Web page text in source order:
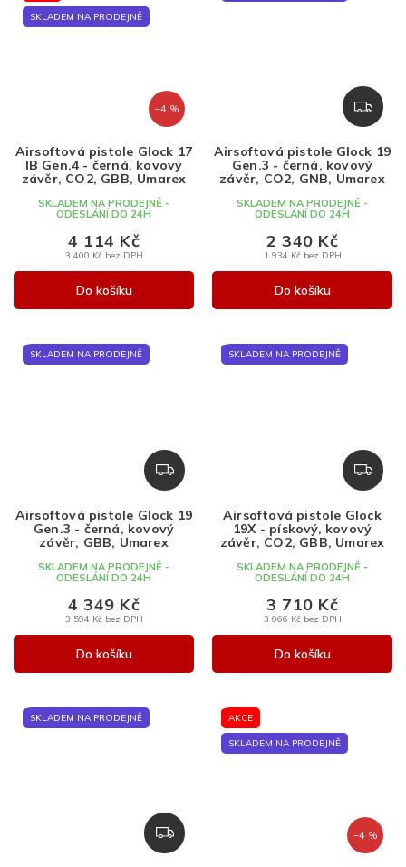
SKLADEM NA PRODEJNĚ
–4 %
Airsoftová pistole Glock 17
IB Gen.4 - černá, kovový
závěr, CO2, GBB, Umarex
SKLADEM NA PRODEJNĚ -
ODESLÁNÍ DO 24H
3 400 Kč bez DPH
4 114 Kč
Do košíku
Z
D
R
M
Airsoftová pistole Glock 19
Gen.3 - černá, kovový
závěr, CO2, GNB, Umarex
SKLADEM NA PRODEJNĚ -
ODESLÁNÍ DO 24H
1 934 Kč bez DPH
2 340 Kč
Do košíku
SKLADEM NA PRODEJNĚ
Z
D
R
Airsoftová pistole Glock 19
Gen.3 - černá, kovový
závěr, GBB, Umarex
SKLADEM NA PRODEJNĚ -
ODESLÁNÍ DO 24H
3 594 Kč bez DPH
4 349 Kč
Do košíku
SKLADEM NA PRODEJNĚ
Z
D
R
M
Airsoftová pistole Glock
19X - pískový, kovový
závěr, CO2, GBB, Umarex
SKLADEM NA PRODEJNĚ -
ODESLÁNÍ DO 24H
3 066 Kč bez DPH
3 710 Kč
Do košíku
SKLADEM NA PRODEJNĚ
Z
D
AKCE
SKLADEM NA PRODEJNĚ
–4 %